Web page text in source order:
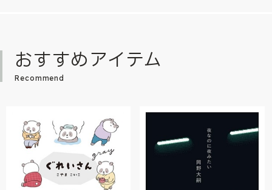
おすすめアイテム
Recommend